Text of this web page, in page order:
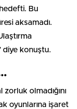
Bu
aksamadı.
diye konuştu.
olmadığını
oyunlarına işaret